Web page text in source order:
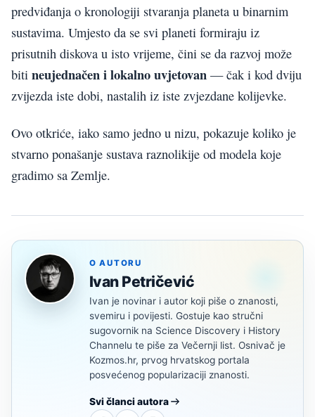
predviđanja o kronologiji stvaranja planeta u binarnim
sustavima. Umjesto da se svi planeti formiraju iz
prisutnih diskova u isto vrijeme, čini se da razvoj može
biti neujednačen i lokalno uvjetovan — čak i kod dviju
zvijezda iste dobi, nastalih iz iste zvjezdane kolijevke.
Ovo otkriće, iako samo jedno u nizu, pokazuje koliko je
stvarno ponašanje sustava raznolikije od modela koje
gradimo sa Zemlje.
O AUTORU
Ivan Petričević
Ivan je novinar i autor koji piše o znanosti,
svemiru i povijesti. Gostuje kao stručni
sugovornik na Science Discovery i History
Channelu te piše za Večernji list. Osnivač je
Kozmos.hr, prvog hrvatskog portala
posvećenog popularizaciji znanosti.
Svi članci autora